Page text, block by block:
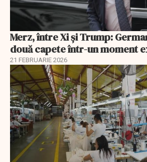
Merz, între Xi și Trump:
două capete într-un moment
21 FEBRUARIE 2026